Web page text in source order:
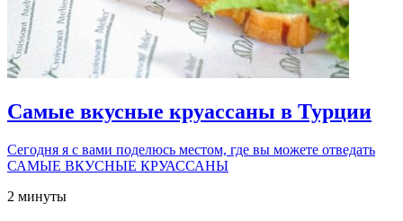
Самые вкусные круассаны в Турции
Сегодня я с вами поделюсь местом, где вы можете отведать
САМЫЕ ВКУСНЫЕ КРУАССАНЫ
2 минуты